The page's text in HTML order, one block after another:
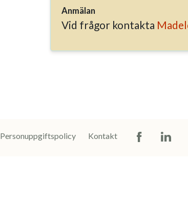
Anmälan
Vid frågor kontakta
Personuppgiftspolicy Kontakt Facebook